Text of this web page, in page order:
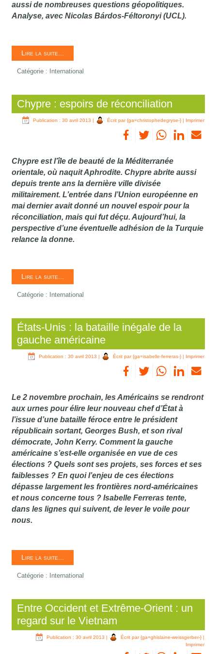
aussi de nombreuses questions géopolitiques.
Analyse, avec Nicolas Bárdos-Féltoronyi (UCL).
Lire la suite...
Catégorie : International
Chypre : espoirs de réconciliation
Publication : 30 avril 2013 | Écrit par {ga=christophedegryse-} | Imprimer
Chypre est l’île de beauté de la Méditerranée
orientale, où naquit Aphrodite. Chypre abrite aussi
depuis trente ans la dernière ville divisée
militairement. L’entrée dans l’Union européenne en
mai dernier avait donné un nouvel espoir pour la
réconciliation, mais qui fut déçu. Aujourd’hui, la
perspective d’une éventuelle adhésion de la Turquie
relance la donne.
Lire la suite...
Catégorie : International
États-Unis : la bataille inégale de la
gauche américaine
Publication : 30 avril 2013 | Écrit par {ga=isabelle-ferreras-} | Imprimer
Le 2 novembre prochain, les Américains se rendront
aux urnes pour élire leur nouveau chef d’État à
l’issue d’une bataille féroce entre le président
républicain sortant, Georges Bush, et son rival
démocrate, John Kerry. Comment la gauche
américaine s’est-elle organisée en vue de ces
élections ? Quels sont ses projets, ses forces et ses
faiblesses ? En quoi l’enjeu de ces élections
dépasse largement les frontières nord-américaines
et nous concerne tous ? Isabelle Ferreras tente,
dans les lignes qui suivent, de lever le voile pour
nous.
Lire la suite...
Catégorie : International
Entre Occident et Extrême-Orient : un
regard sur le Vietnam
Publication : 30 avril 2013 | Écrit par {ga=ghislaine-weissgerber-} |
Imprimer